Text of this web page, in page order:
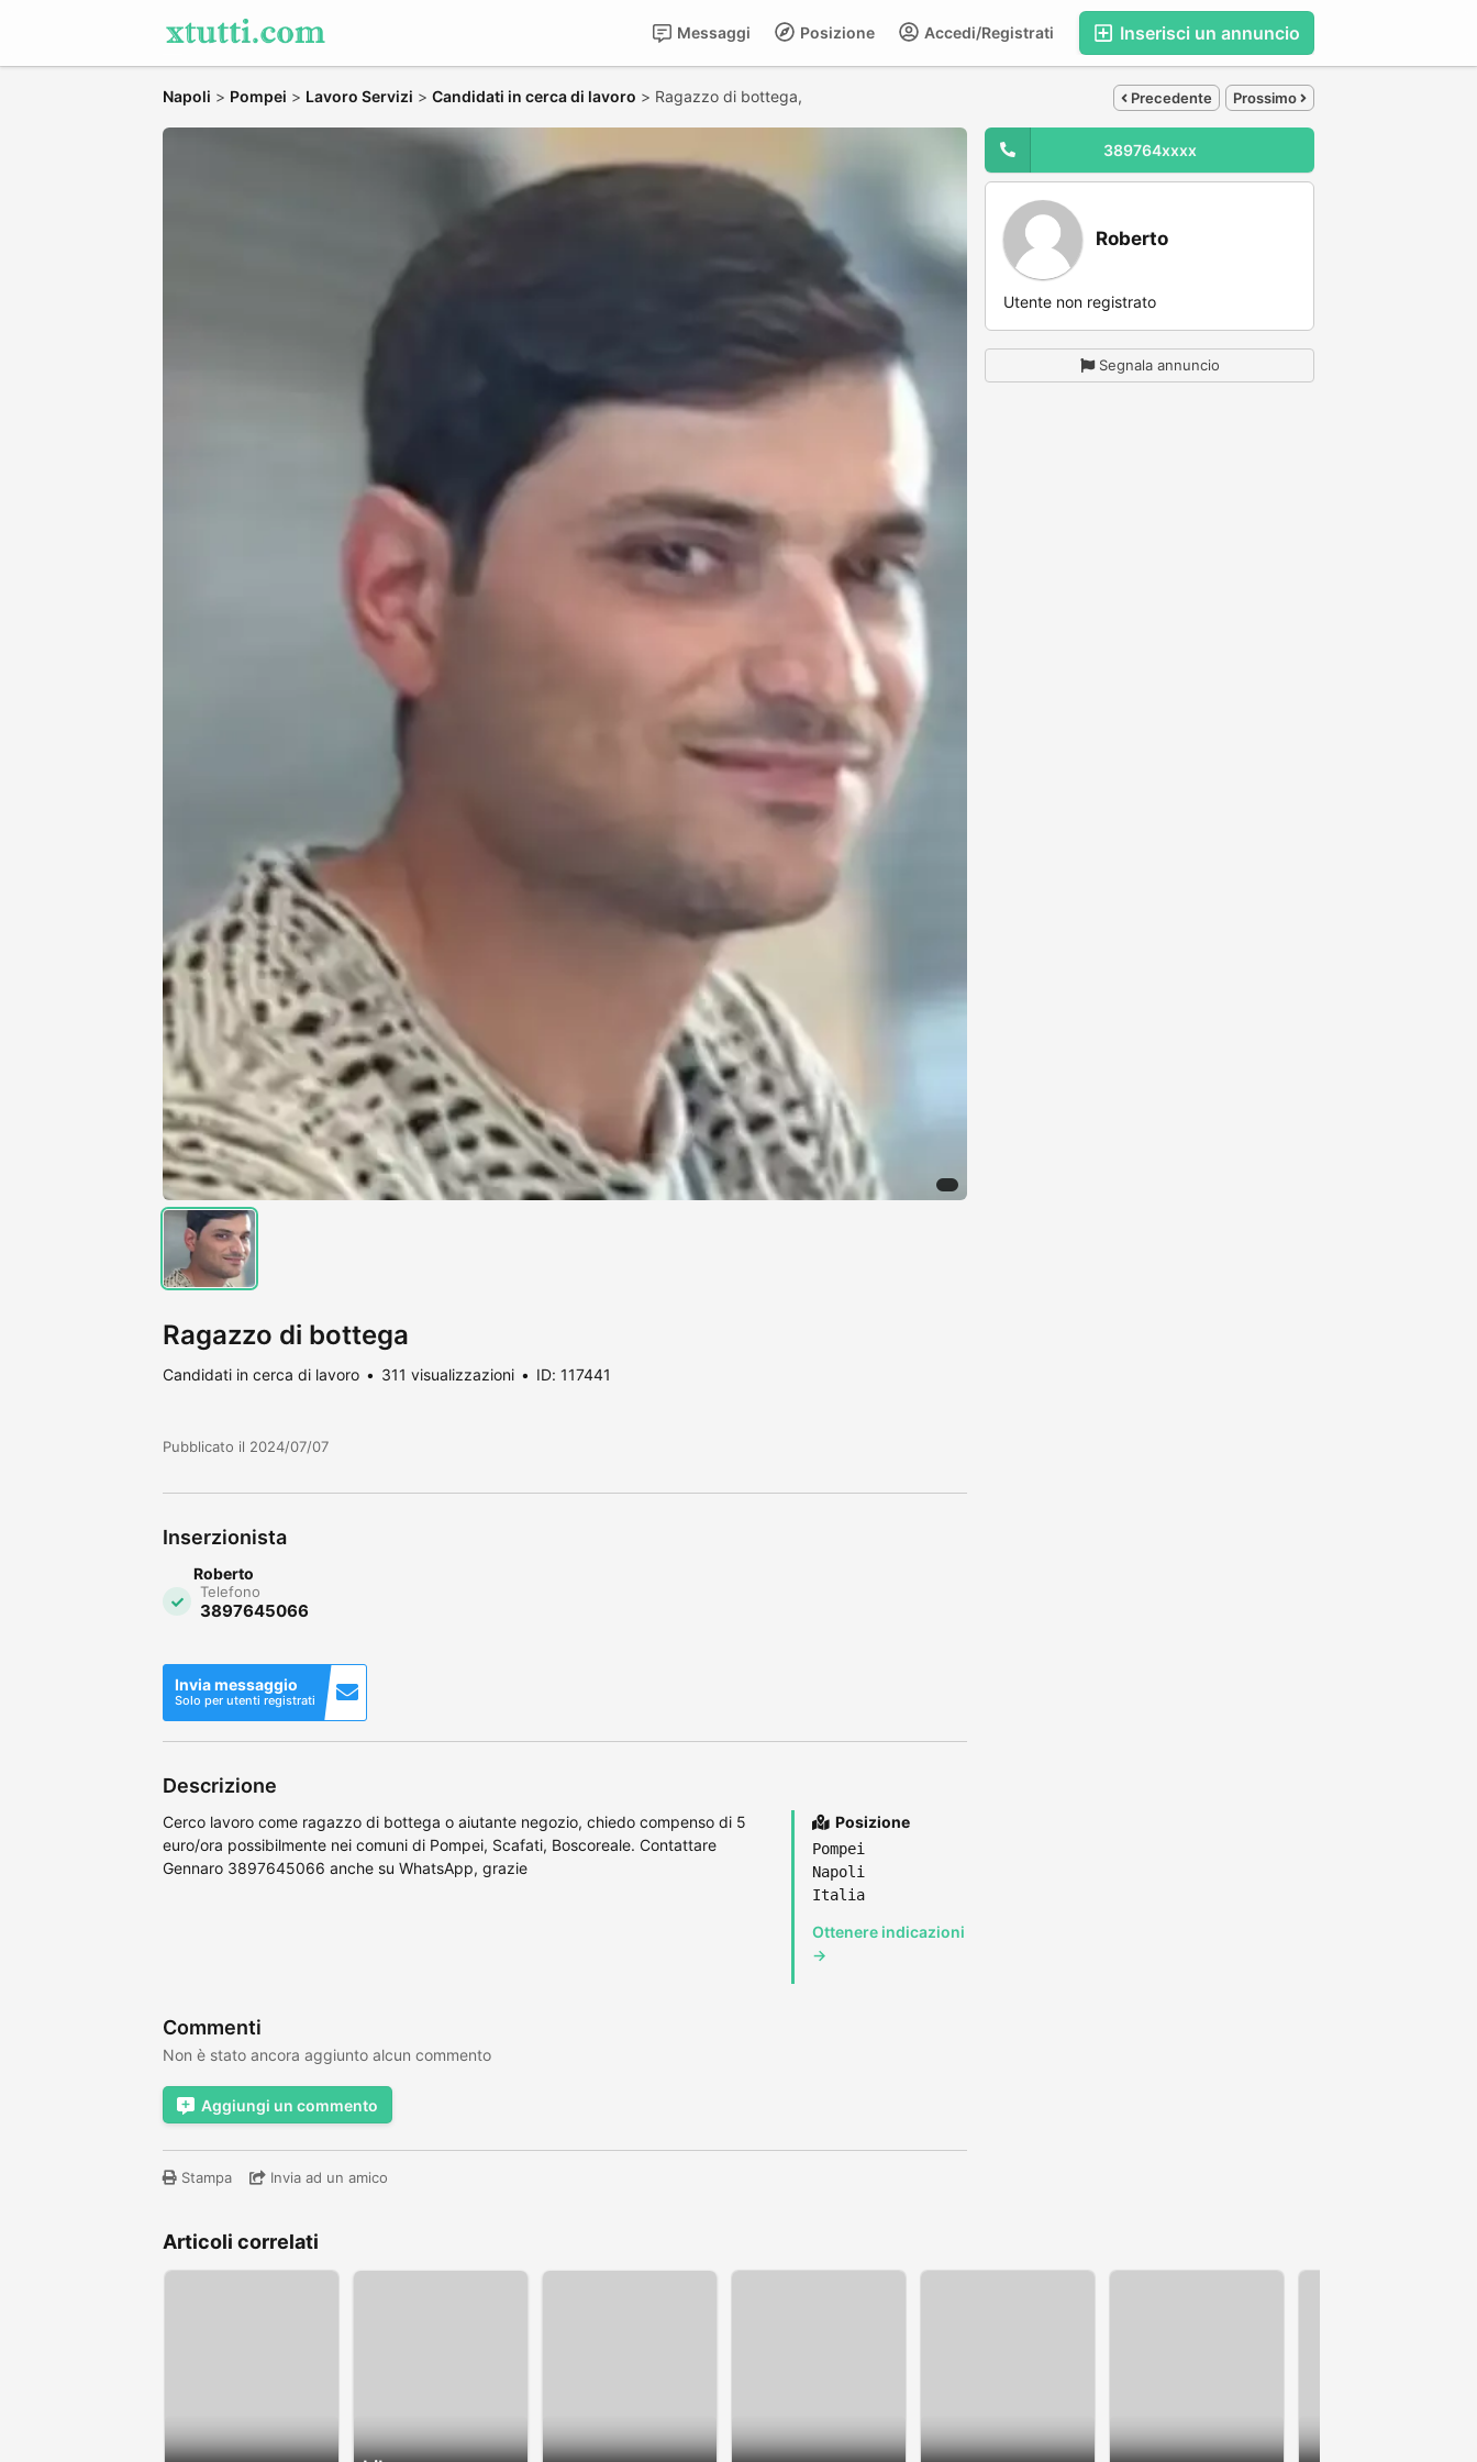
Inserisci un annuncio
Accedi/Registrati
Posizione
Messaggi
Napoli > Pompei > Lavoro Servizi > Candidati in cerca di lavoro > Ragazzo di bottega, Precedente Prossimo
Ragazzo di bottega
Candidati in cerca di lavoro 311 visualizzazioni ID: 117441
Pubblicato il 2024/07/07
Inserzionista
Roberto
Telefono
3897645066
Invia messaggio
Solo per utenti registrati
Descrizione
Cerco lavoro come ragazzo di bottega o aiutante negozio, chiedo compenso di 5
euro/ora possibilmente nei comuni di Pompei, Scafati, Boscoreale. Contattare
Gennaro 3897645066 anche su WhatsApp, grazie
Posizione
Pompei
Napoli
Italia
Ottenere indicazioni
→
Commenti
Non è stato ancora aggiunto alcun commento
Aggiungi un commento
Stampa Invia ad un amico
389764xxxx
Roberto
Utente non registrato
Segnala annuncio
Articoli correlati